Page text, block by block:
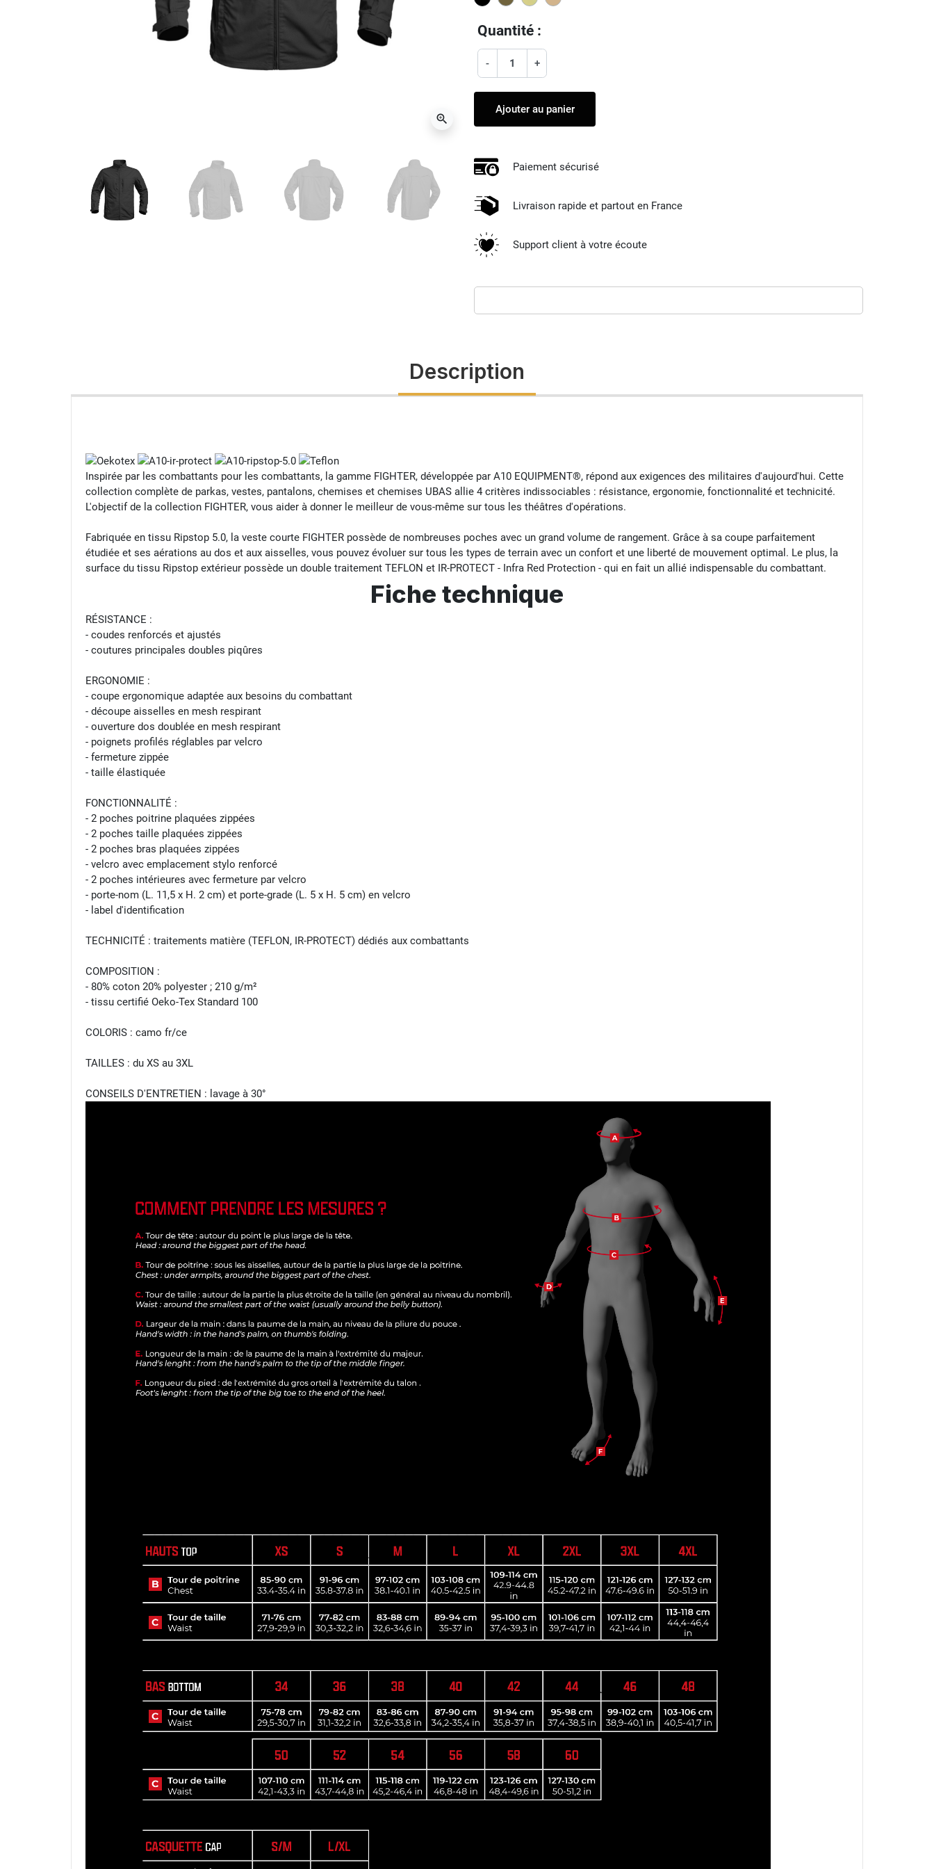
zoom_in
Quantité :
- +
Ajouter au panier
Paiement sécurisé
Livraison rapide et partout en France
Support client à votre écoute
Description
Inspirée par les combattants pour les combattants, la gamme FIGHTER, développée par A10 EQUIPMENT®, répond aux exigences des militaires d'aujourd'hui. Cette
collection complète de parkas, vestes, pantalons, chemises et chemises UBAS allie 4 critères indissociables : résistance, ergonomie, fonctionnalité et technicité.
L'objectif de la collection FIGHTER, vous aider à donner le meilleur de vous-même sur tous les théâtres d'opérations.
Fabriquée en tissu Ripstop 5.0, la veste courte FIGHTER possède de nombreuses poches avec un grand volume de rangement. Grâce à sa coupe parfaitement
étudiée et ses aérations au dos et aux aisselles, vous pouvez évoluer sur tous les types de terrain avec un confort et une liberté de mouvement optimal. Le plus, la
surface du tissu Ripstop extérieur possède un double traitement TEFLON et IR-PROTECT - Infra Red Protection - qui en fait un allié indispensable du combattant.
Fiche technique
RÉSISTANCE :
- coudes renforcés et ajustés
- coutures principales doubles piqûres
ERGONOMIE :
- coupe ergonomique adaptée aux besoins du combattant
- découpe aisselles en mesh respirant
- ouverture dos doublée en mesh respirant
- poignets profilés réglables par velcro
- fermeture zippée
- taille élastiquée
FONCTIONNALITÉ :
- 2 poches poitrine plaquées zippées
- 2 poches taille plaquées zippées
- 2 poches bras plaquées zippées
- velcro avec emplacement stylo renforcé
- 2 poches intérieures avec fermeture par velcro
- porte-nom (L. 11,5 x H. 2 cm) et porte-grade (L. 5 x H. 5 cm) en velcro
- label d'identification
TECHNICITÉ : traitements matière (TEFLON, IR-PROTECT) dédiés aux combattants
COMPOSITION :
- 80% coton 20% polyester ; 210 g/m²
- tissu certifié Oeko-Tex Standard 100
COLORIS : camo fr/ce
TAILLES : du XS au 3XL
CONSEILS D'ENTRETIEN : lavage à 30°